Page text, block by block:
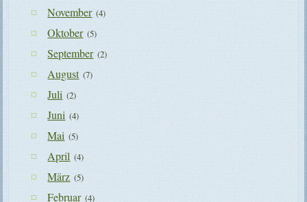
November (4)
Oktober (5)
September (2)
August (7)
Juli (2)
Juni (4)
Mai (5)
April (4)
März (5)
Februar (4)